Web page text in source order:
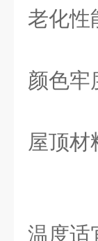
老化性
颜色牢
屋顶材
温度适